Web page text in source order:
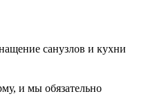
санузлов и кухни
и мы обязательно